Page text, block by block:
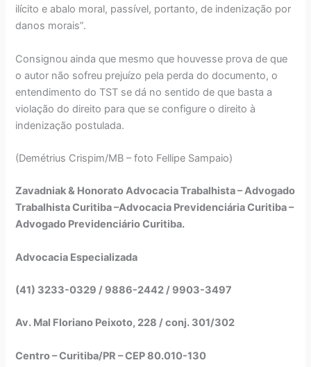
ilícito e abalo moral, passível, portanto, de indenização por
danos morais”.
Consignou ainda que mesmo que houvesse prova de que
o autor não sofreu prejuízo pela perda do documento, o
entendimento do TST se dá no sentido de que basta a
violação do direito para que se configure o direito à
indenização postulada.
(Demétrius Crispim/MB – foto Fellipe Sampaio)
Zavadniak & Honorato Advocacia Trabalhista – Advogado
Trabalhista Curitiba –Advocacia Previdenciária Curitiba –
Advogado Previdenciário Curitiba.
Advocacia Especializada
(41) 3233-0329 / 9886-2442 / 9903-3497
Av. Mal Floriano Peixoto, 228 / conj. 301/302
Centro – Curitiba/PR – CEP 80.010-130